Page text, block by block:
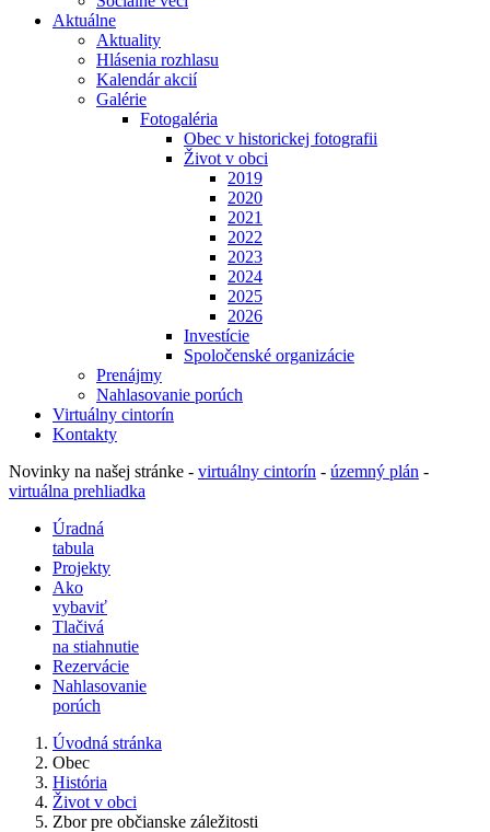
Aktuálne
Aktuality
Hlásenia rozhlasu
Kalendár akcií
Galérie
Fotogaléria
Obec v historickej fotografii
Život v obci
2019
2020
2021
2022
2023
2024
2025
2026
Investície
Spoločenské organizácie
Prenájmy
Nahlasovanie porúch
Virtuálny cintorín
Kontakty
Novinky na našej stránke - virtuálny cintorín - územný plán -
virtuálna prehliadka
Úradná
tabula
Projekty
Ako
vybaviť
Tlačivá
na stiahnutie
Rezervácie
Nahlasovanie
porúch
Úvodná stránka
Obec
História
Život v obci
Zbor pre občianske záležitosti